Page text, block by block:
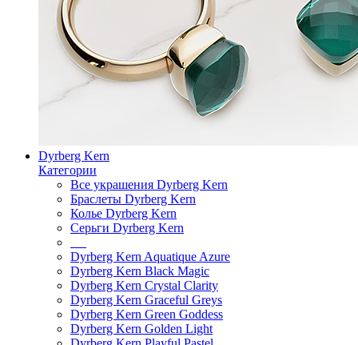
Dyrberg Kern
Категории
Все украшения Dyrberg Kern
Браслеты Dyrberg Kern
Колье Dyrberg Kern
Серьги Dyrberg Kern
Dyrberg Kern Aquatique Azure
Dyrberg Kern Black Magic
Dyrberg Kern Crystal Clarity
Dyrberg Kern Graceful Greys
Dyrberg Kern Green Goddess
Dyrberg Kern Golden Light